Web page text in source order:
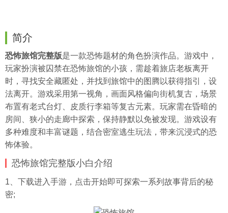
简介
恐怖旅馆完整版是一款恐怖题材的角色扮演作品。游戏中，
玩家扮演被囚禁在恐怖旅馆的小孩，需趁着旅店老板离开
时，寻找安全藏匿处，并找到旅馆中的图腾以获得指引，设
法离开。游戏采用第一视角，画面风格偏向街机复古，场景
布置有老式台灯、皮质行李箱等复古元素。玩家需在昏暗的
房间、狭小的走廊中探索，保持静默以免被发现。游戏设有
多种难度和丰富谜题，结合密室逃生玩法，带来沉浸式的恐
怖体验。
恐怖旅馆完整版小白介绍
1、下载进入手游，点击开始即可探索一系列故事背后的秘
密;